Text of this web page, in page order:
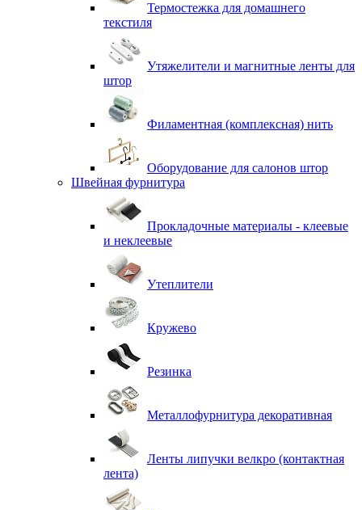
Термостежка для домашнего
текстиля
Утяжелители и магнитные ленты для
штор
Филаментная (комплексная) нить
Оборудование для салонов штор
Швейная фурнитура
Прокладочные материалы - клеевые
и неклеевые
Утеплители
Кружево
Резинка
Металлофурнитура декоративная
Ленты липучки велкро (контактная
лента)